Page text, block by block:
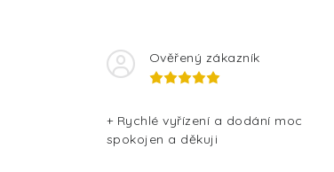
Ověřený zákazník
+ Rychlé vyřízení a dodání moc
spokojen a děkuji